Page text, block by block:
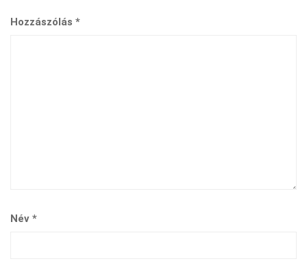
Hozzászólás *
Név *